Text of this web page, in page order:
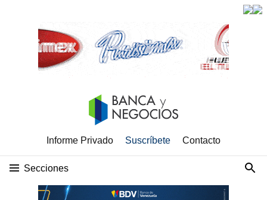
Informe Privado Suscríbete Contacto
Secciones